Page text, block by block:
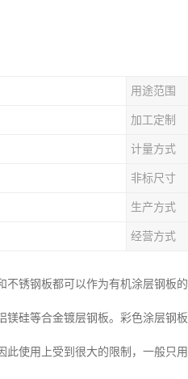
用途范围
加工定制
计量方式
非标尺寸
生产方式
经营方式
锈钢板都可以作为有机涂层钢板
硅等合金镀层钢板。彩色涂层钢
使用上受到很大的限制，一般只